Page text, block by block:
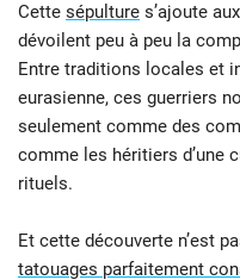
Cette sépulture s’ajoute
dévoilent peu à peu la
Entre traditions locales et
eurasienne, ces guerriers
seulement comme des
comme les héritiers d’une
rituels.
Et cette découverte n’est
tatouages parfaitement